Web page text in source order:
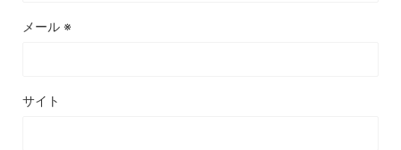
メール ※
サイト